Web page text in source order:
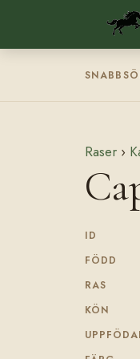
Raser ›
ID
FÖDD
RAS
KÖN